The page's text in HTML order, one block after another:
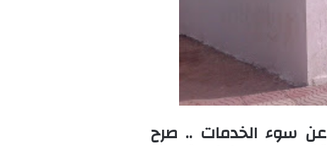
سوء الخدمات .. صرح